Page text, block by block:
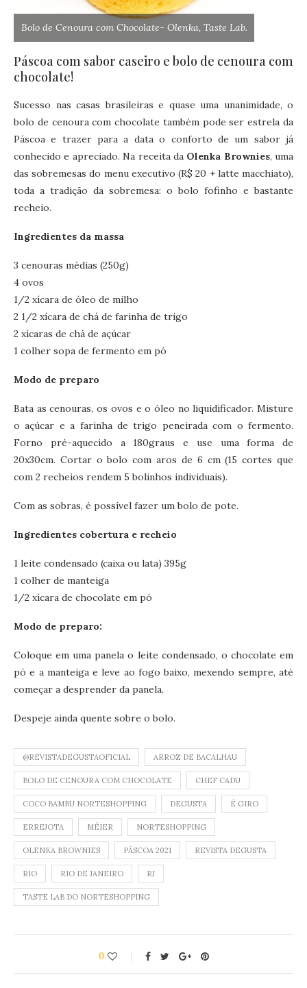
Bolo de Cenoura com Chocolate- Olenka, Taste Lab.
Páscoa com sabor caseiro e bolo de cenoura com
chocolate!
Sucesso nas casas brasileiras e quase uma unanimidade, o
bolo de cenoura com chocolate também pode ser estrela da
Páscoa e trazer para a data o conforto de um sabor já
conhecido e apreciado. Na receita da Olenka Brownies, uma
das sobremesas do menu executivo (R$ 20 + latte macchiato),
toda a tradição da sobremesa: o bolo fofinho e bastante
recheio.
Ingredientes da massa
3 cenouras médias (250g)
4 ovos
1/2 xícara de óleo de milho
2 1/2 xícara de chá de farinha de trigo
2 xícaras de chá de açúcar
1 colher sopa de fermento em pó
Modo de preparo
Bata as cenouras, os ovos e o óleo no liquidificador. Misture
o açúcar e a farinha de trigo peneirada com o fermento.
Forno pré-aquecido a 180graus e use uma forma de
20x30cm. Cortar o bolo com aros de 6 cm (15 cortes que
com 2 recheios rendem 5 bolinhos individuais).
Com as sobras, é possível fazer um bolo de pote.
Ingredientes cobertura e recheio
1 leite condensado (caixa ou lata) 395g
1 colher de manteiga
1/2 xícara de chocolate em pó
Modo de preparo:
Coloque em uma panela o leite condensado, o chocolate em
pó e a manteiga e leve ao fogo baixo, mexendo sempre, até
começar a desprender da panela.
Despeje ainda quente sobre o bolo.
@REVISTADEGUSTAOFICIAL ARROZ DE BACALHAU
BOLO DE CENOURA COM CHOCOLATE CHEF CADU
COCO BAMBU NORTESHOPPING DEGUSTA É GIRO
ERREJOTA MÉIER NORTESHOPPING
OLENKA BROWNIES PÁSCOA 2021 REVISTA DEGUSTA
RIO RIO DE JANEIRO RJ
TASTE LAB DO NORTESHOPPING
0